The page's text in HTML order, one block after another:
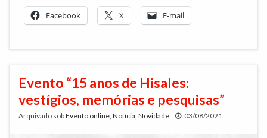
Facebook X E-mail
Evento “15 anos de Hisales:
vestígios, memórias e pesquisas”
Arquivado sobEvento online Notícia Novidade 03/08/2021